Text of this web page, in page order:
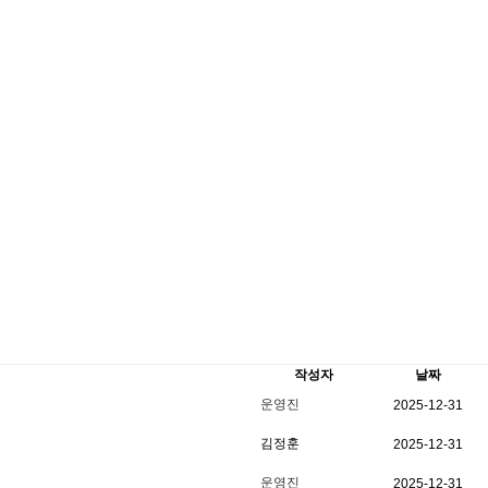
작성자
날짜
운영진 2025-12-31
김정훈 2025-12-31
운영진 2025-12-31